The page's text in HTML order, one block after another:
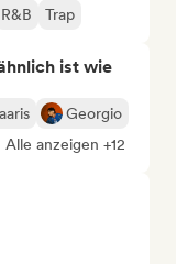
R&B Trap
ist wie
Georgio
Alle anzeigen +12